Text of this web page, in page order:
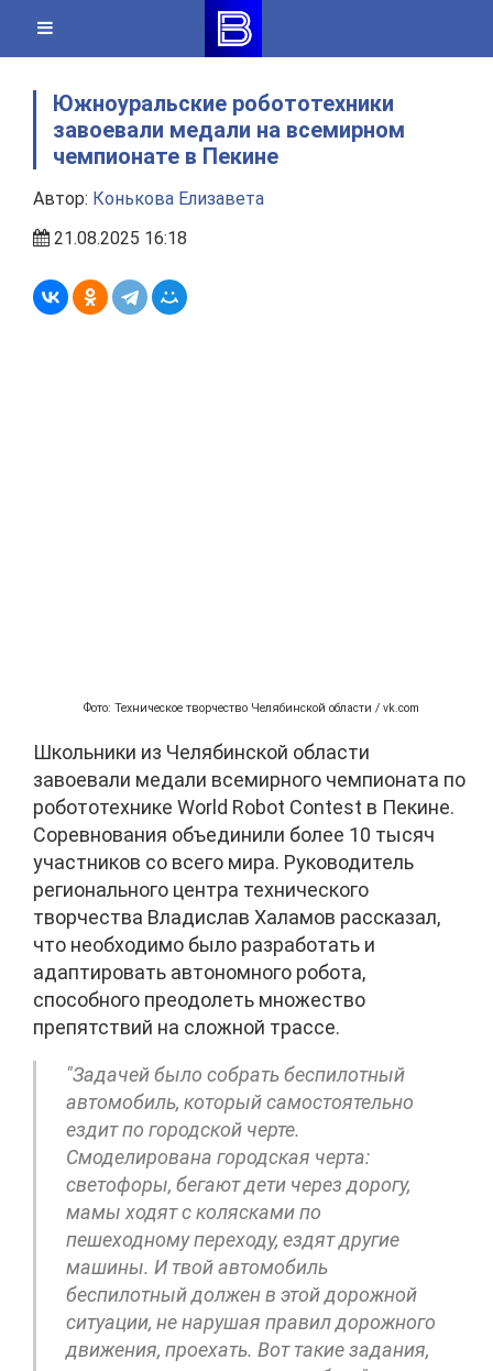
content
Южноуральские робототехники
завоевали медали на всемирном
чемпионате в Пекине
Автор: Конькова Елизавета
21.08.2025 16:18
Фото: Техническое творчество Челябинской области / vk.com
Школьники из Челябинской области
завоевали медали всемирного чемпионата по
робототехнике World Robot Contest в Пекине.
Соревнования объединили более 10 тысяч
участников со всего мира. Руководитель
регионального центра технического
творчества Владислав Халамов рассказал,
что необходимо было разработать и
адаптировать автономного робота,
способного преодолеть множество
препятствий на сложной трассе.
"Задачей было собрать беспилотный
автомобиль, который самостоятельно
ездит по городской черте.
Смоделирована городская черта:
светофоры, бегают дети через дорогу,
мамы ходят с колясками по
пешеходному переходу, ездят другие
машины. И твой автомобиль
беспилотный должен в этой дорожной
ситуации, не нарушая правил дорожного
движения, проехать. Вот такие задания,